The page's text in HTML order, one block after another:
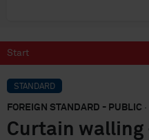
Start
STANDARD
FOREIGN STANDARD - PUBLIC
Curtain walling